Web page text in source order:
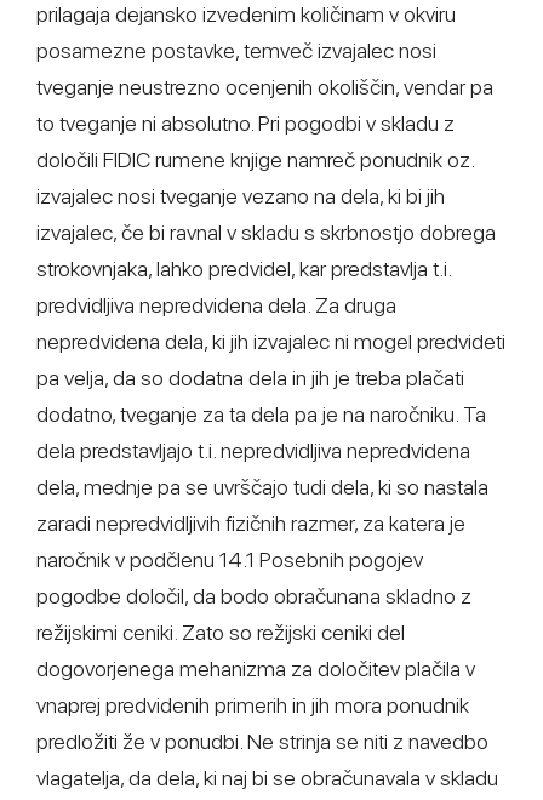
prilagaja dejansko izvedenim količinam v okviru
posamezne postavke, temveč izvajalec nosi
tveganje neustrezno ocenjenih okoliščin, vendar pa
to tveganje ni absolutno. Pri pogodbi v skladu z
določili FIDIC rumene knjige namreč ponudnik oz.
izvajalec nosi tveganje vezano na dela, ki bi jih
izvajalec, če bi ravnal v skladu s skrbnostjo dobrega
strokovnjaka, lahko predvidel, kar predstavlja t.i.
predvidljiva nepredvidena dela. Za druga
nepredvidena dela, ki jih izvajalec ni mogel predvideti
pa velja, da so dodatna dela in jih je treba plačati
dodatno, tveganje za ta dela pa je na naročniku. Ta
dela predstavljajo t.i. nepredvidljiva nepredvidena
dela, mednje pa se uvrščajo tudi dela, ki so nastala
zaradi nepredvidljivih fizičnih razmer, za katera je
naročnik v podčlenu 14.1 Posebnih pogojev
pogodbe določil, da bodo obračunana skladno z
režijskimi ceniki. Zato so režijski ceniki del
dogovorjenega mehanizma za določitev plačila v
vnaprej predvidenih primerih in jih mora ponudnik
predložiti že v ponudbi. Ne strinja se niti z navedbo
vlagatelja, da dela, ki naj bi se obračunavala v skladu